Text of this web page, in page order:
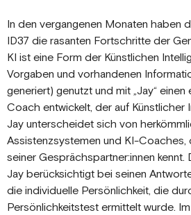
In den vergangenen Monaten haben
ID37 die rasanten Fortschritte der
KI ist eine Form der Künstlichen
Vorgaben und vorhandenen
generiert) genutzt und mit „Jay“
Coach entwickelt, der auf Künstlicher
Jay unterscheidet sich von
Assistenzsystemen und KI-Coaches,
seiner Gesprächspartner:innen kennt.
Jay berücksichtigt bei seinen
die individuelle Persönlichkeit, die
Persönlichkeitstest ermittelt wurde.